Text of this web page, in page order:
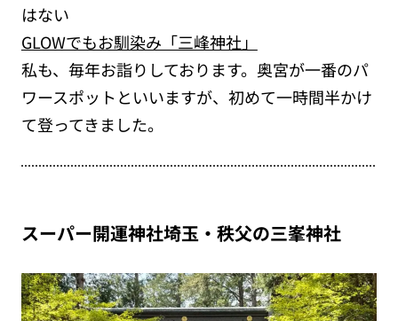
はない
GLOWでもお馴染み「三峰神社」
私も、毎年お詣りしております。 奥宮が一番のパ
ワースポットといいますが、 初めて一時間半かけ
て登ってきました。
スーパー開運神社埼玉・秩父の三峯神社